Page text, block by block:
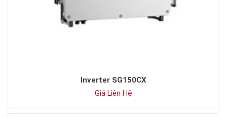
Inverter SG150CX
Giá Liên Hệ